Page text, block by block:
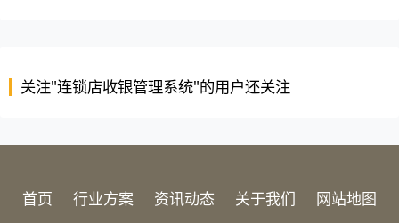
关注"连锁店收银管理系统"的用户还关注
首页 行业方案 资讯动态 关于我们 网站地图